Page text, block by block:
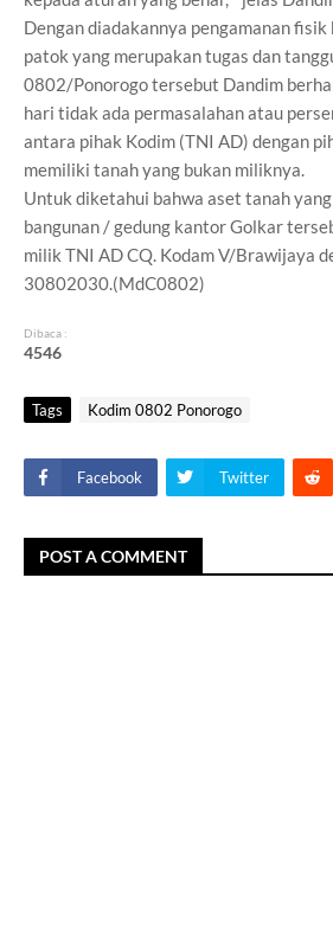
Dengan diadakannya pengamanan fisik
patok yang merupakan tugas dan
0802/Ponorogo tersebut Dandim
hari tidak ada permasalahan atau
antara pihak Kodim (TNI AD) dengan
memiliki tanah yang bukan miliknya.
Untuk diketahui bahwa aset tanah
bangunan / gedung kantor Golkar
milik TNI AD CQ. Kodam V/Brawijaya
30802030.(MdC0802)
Dibaca :
4546
Tags Kodim 0802 Ponorogo
Facebook Twitter
POST A COMMENT